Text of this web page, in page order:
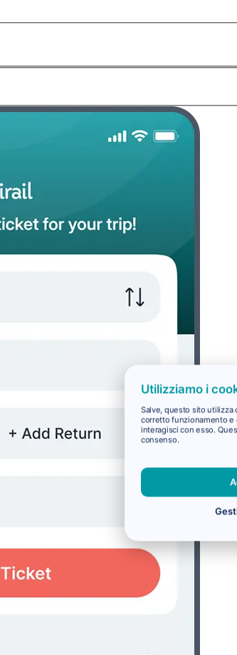
Utilizziamo i
Salve, questo sito utilizza
corretto funzionamento e
interagisci con esso.
consenso.